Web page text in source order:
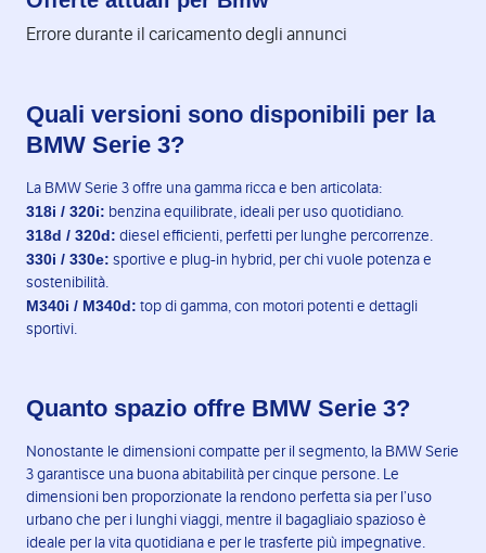
Errore durante il caricamento degli annunci
Quali versioni sono disponibili per la
BMW Serie 3?
La BMW Serie 3 offre una gamma ricca e ben articolata:
318i / 320i: benzina equilibrate, ideali per uso quotidiano.
318d / 320d: diesel efficienti, perfetti per lunghe percorrenze.
330i / 330e: sportive e plug-in hybrid, per chi vuole potenza e
sostenibilità.
M340i / M340d: top di gamma, con motori potenti e dettagli
sportivi.
Quanto spazio offre BMW Serie 3?
Nonostante le dimensioni compatte per il segmento, la BMW Serie
3 garantisce una buona abitabilità per cinque persone. Le
dimensioni ben proporzionate la rendono perfetta sia per l’uso
urbano che per i lunghi viaggi, mentre il bagagliaio spazioso è
ideale per la vita quotidiana e per le trasferte più impegnative.